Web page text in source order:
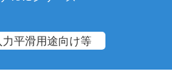
力平滑用途向け等